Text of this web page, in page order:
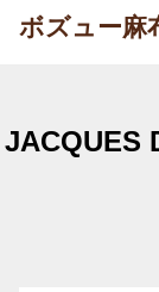
ボズュー麻
JACQUES